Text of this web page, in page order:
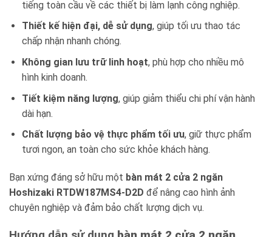
tiếng toàn cầu về các thiết bị làm lạnh công nghiệp.
Thiết kế hiện đại, dễ sử dụng, giúp tối ưu thao tác
chấp nhận nhanh chóng.
Không gian lưu trữ linh hoạt, phù hợp cho nhiều mô
hình kinh doanh.
Tiết kiệm năng lượng, giúp giảm thiểu chi phí vận hành
dài hạn.
Chất lượng bảo vệ thực phẩm tối ưu, giữ thực phẩm
tươi ngon, an toàn cho sức khỏe khách hàng.
Bạn xứng đáng sở hữu một bàn mát 2 cửa 2 ngăn
Hoshizaki RTDW187MS4-D2D để nâng cao hình ảnh
chuyên nghiệp và đảm bảo chất lượng dịch vụ.